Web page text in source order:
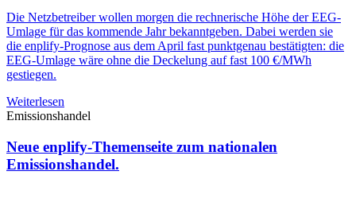
Die Netzbetreiber wollen morgen die rechnerische Höhe der EEG-
Umlage für das kommende Jahr bekanntgeben. Dabei werden sie
die enplify-Prognose aus dem April fast punktgenau bestätigten: die
EEG-Umlage wäre ohne die Deckelung auf fast 100 €/MWh
gestiegen.
Weiterlesen
Emissionshandel
Neue enplify-Themenseite zum nationalen
Emissionshandel.